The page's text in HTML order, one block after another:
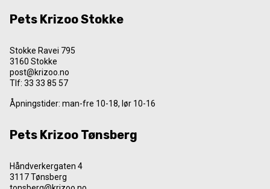
Pets Krizoo Stokke
Stokke Ravei 795
3160 Stokke
post@krizoo.no
Tlf: 33 33 85 57
Åpningstider: man-fre 10-18, lør 10-16
Pets Krizoo Tønsberg
Håndverkergaten 4
3117 Tønsberg